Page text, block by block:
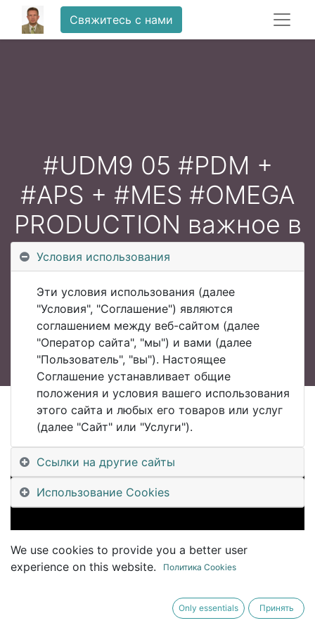
Свяжитесь с нами
#UDM9 05 #PDM +
#APS + #MES #OMEGA
PRODUCTION важное в
2021, Дмитрий Жуйков
All Blogs
#UDM Уральский Клуб Цифровизации #UralsDigitalMachinery
#UDM9 05 #PDM + #APS + #MES #OMEGA PRODUCTION важное в 2021, Дмитрий Жуйков
Условия использования
Эти условия использования (далее
"Условия", "Соглашение") являются
соглашением между веб-сайтом (далее
"Оператор сайта", "мы") и вами (далее
"Пользователь", "вы"). Настоящее
Соглашение устанавливает общие
положения и условия вашего использования
этого сайта и любых его товаров или услуг
(далее "Сайт" или "Услуги").
Ссылки на другие сайты
Использование Cookies
We use cookies to provide you a better user
experience on this website.
Политика Cookies
Only essentials Принять